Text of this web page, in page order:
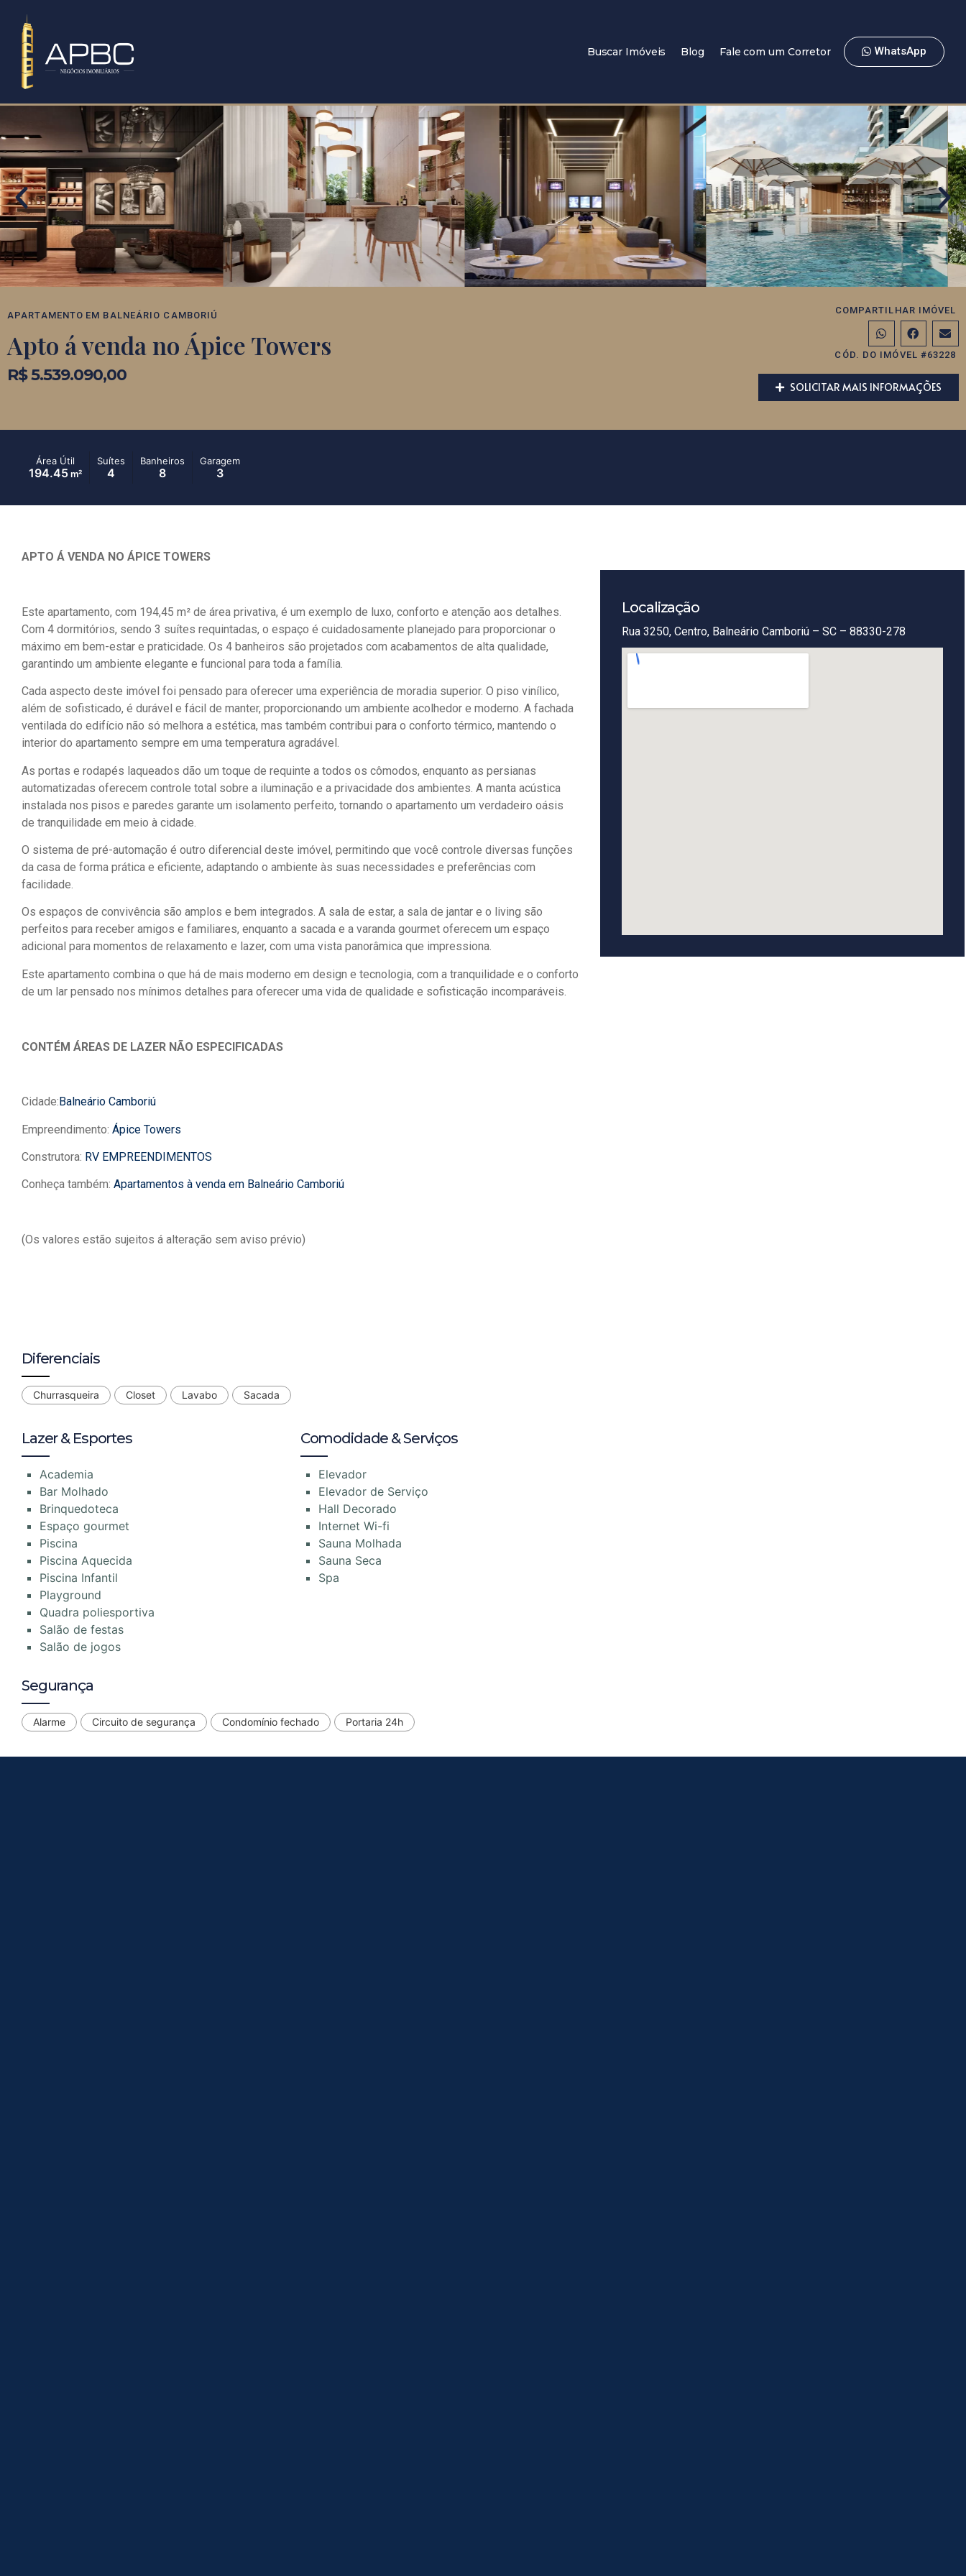
Buscar Imóveis Blog Fale com um Corretor WhatsApp
APARTAMENTO EM BALNEÁRIO CAMBORIÚ
Apto á venda no Ápice Towers
R$ 5.539.090,00
COMPARTILHAR IMÓVEL
CÓD. DO IMÓVEL #63228
SOLICITAR MAIS INFORMAÇÕES
Área Útil
194.45 m²
Suítes
4
Banheiros
8
Garagem
3
APTO Á VENDA NO ÁPICE TOWERS
Este apartamento, com 194,45 m² de área privativa, é um exemplo de luxo, conforto e atenção aos detalhes.
Com 4 dormitórios, sendo 3 suítes requintadas, o espaço é cuidadosamente planejado para proporcionar o
máximo em bem-estar e praticidade. Os 4 banheiros são projetados com acabamentos de alta qualidade,
garantindo um ambiente elegante e funcional para toda a família.
Cada aspecto deste imóvel foi pensado para oferecer uma experiência de moradia superior. O piso vinílico,
além de sofisticado, é durável e fácil de manter, proporcionando um ambiente acolhedor e moderno. A fachada
ventilada do edifício não só melhora a estética, mas também contribui para o conforto térmico, mantendo o
interior do apartamento sempre em uma temperatura agradável.
As portas e rodapés laqueados dão um toque de requinte a todos os cômodos, enquanto as persianas
automatizadas oferecem controle total sobre a iluminação e a privacidade dos ambientes. A manta acústica
instalada nos pisos e paredes garante um isolamento perfeito, tornando o apartamento um verdadeiro oásis
de tranquilidade em meio à cidade.
O sistema de pré-automação é outro diferencial deste imóvel, permitindo que você controle diversas funções
da casa de forma prática e eficiente, adaptando o ambiente às suas necessidades e preferências com
facilidade.
Os espaços de convivência são amplos e bem integrados. A sala de estar, a sala de jantar e o living são
perfeitos para receber amigos e familiares, enquanto a sacada e a varanda gourmet oferecem um espaço
adicional para momentos de relaxamento e lazer, com uma vista panorâmica que impressiona.
Este apartamento combina o que há de mais moderno em design e tecnologia, com a tranquilidade e o conforto
de um lar pensado nos mínimos detalhes para oferecer uma vida de qualidade e sofisticação incomparáveis.
CONTÉM ÁREAS DE LAZER NÃO ESPECIFICADAS
Cidade: Balneário Camboriú
Empreendimento: Ápice Towers
Construtora: RV EMPREENDIMENTOS
Conheça também: Apartamentos à venda em Balneário Camboriú
(Os valores estão sujeitos á alteração sem aviso prévio)
Diferenciais
Churrasqueira Closet Lavabo Sacada
Lazer & Esportes
Academia
Bar Molhado
Brinquedoteca
Espaço gourmet
Piscina
Piscina Aquecida
Piscina Infantil
Playground
Quadra poliesportiva
Salão de festas
Salão de jogos
Comodidade & Serviços
Elevador
Elevador de Serviço
Hall Decorado
Internet Wi-fi
Sauna Molhada
Sauna Seca
Spa
Segurança
Alarme Circuito de segurança Condomínio fechado Portaria 24h
Localização
Rua 3250, Centro, Balneário Camboriú – SC – 88330-278